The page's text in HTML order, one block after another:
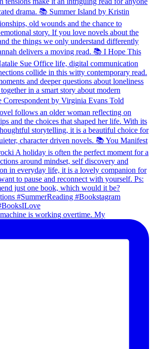
is working overtime. My